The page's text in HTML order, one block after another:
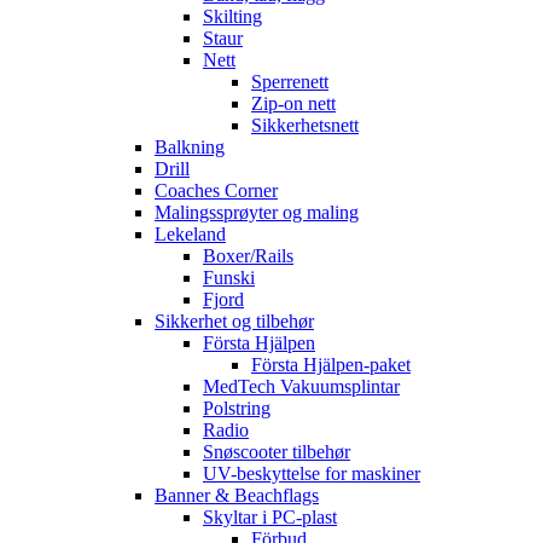
Skilting
Staur
Nett
Sperrenett
Zip-on nett
Sikkerhetsnett
Balkning
Drill
Coaches Corner
Malingssprøyter og maling
Lekeland
Boxer/Rails
Funski
Fjord
Sikkerhet og tilbehør
Första Hjälpen
Första Hjälpen-paket
MedTech Vakuumsplintar
Polstring
Radio
Snøscooter tilbehør
UV-beskyttelse for maskiner
Banner & Beachflags
Skyltar i PC-plast
Förbud